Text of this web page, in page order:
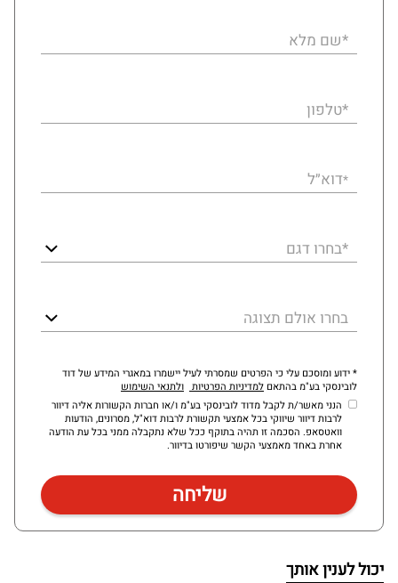
*שם מלא
*טלפון
*דוא״ל
*בחרו דגם
בחרו אולם תצוגה
* ידוע ומוסכם עלי כי הפרטים שמסרתי לעיל יישמרו במאגרי המידע של דוד
לובינסקי בע"מ בהתאםלמדיניות הפרטיות ולתנאי השימוש
הנני מאשר/ת לקבל מדוד לובינסקי בע"מ ו/או חברות הקשורות אליה דיוור
לרבות דיוור שיווקי בכל אמצעי תקשורת לרבות דוא"ל, מסרונים, הודעות
וואטסאפ. הסכמה זו תהיה בתוקף ככל שלא נתקבלה ממני בכל עת הודעה
אחרת באחד מאמצעי הקשר שיפורטו בדיוור.
יכול לענין אותך